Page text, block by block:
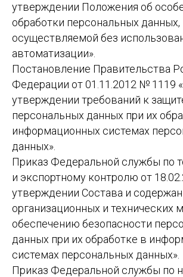
утверждении Положения об
обработки персональных данных,
осуществляемой без
автоматизации».
Постановление Правительства
Федерации от 01.11.2012 № 1119
утверждении требований к
персональных данных при их
информационных системах
данных».
Приказ Федеральной службы по
и экспортному контролю от
утверждении Состава и
организационных и технических
обеспечению безопасности
данных при их обработке в
системах персональных данных».
Приказ Федеральной службы по